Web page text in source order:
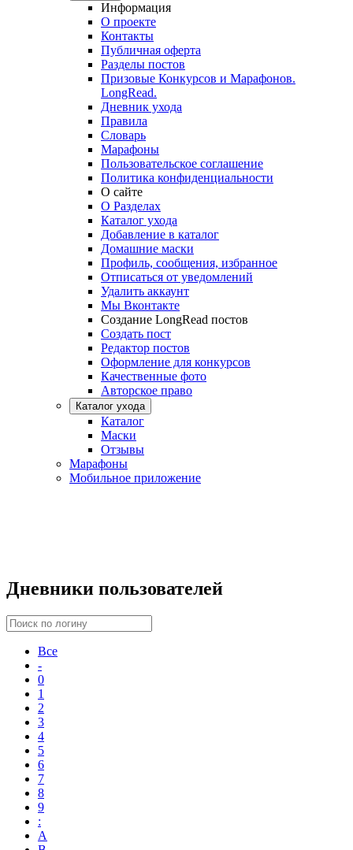
Информация
О проекте
Контакты
Публичная оферта
Разделы постов
Призовые Конкурсов и Марафонов.
LongRead.
Дневник ухода
Правила
Словарь
Марафоны
Пользовательское соглашение
Политика конфиденциальности
О сайте
О Разделах
Каталог ухода
Добавление в каталог
Домашние маски
Профиль, сообщения, избранное
Отписаться от уведомлений
Удалить аккаунт
Мы Вконтакте
Создание LongRead постов
Создать пост
Редактор постов
Оформление для конкурсов
Качественные фото
Авторское право
Каталог ухода
Каталог
Маски
Отзывы
Марафоны
Мобильное приложение
Дневники пользователей
Все
-
0
1
2
3
4
5
6
7
8
9
:
A